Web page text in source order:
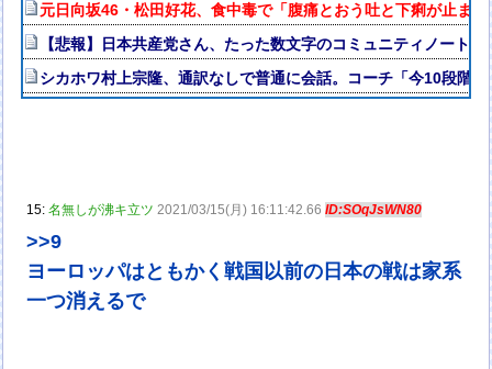
元日向坂46・松田好花、食中毒で「腹痛とおう吐と下痢が止ま
【悲報】日本共産党さん、たった数文字のコミュニティノートで
シカホワ村上宗隆、通訳なしで普通に会話。コーチ「今10段階
15:名無しが沸キ立ツ 2021/03/15(月) 16:11:42.66ID:SOqJsWN80
>>9
ヨーロッパはともかく戦国以前の日本の戦は家系
一つ消えるで